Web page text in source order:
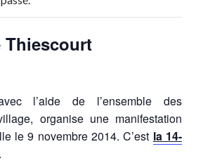
Thiescourt
l’aide de l’ensemble des
organise une manifestation
le 9 novembre 2014. C’est la 14-
.